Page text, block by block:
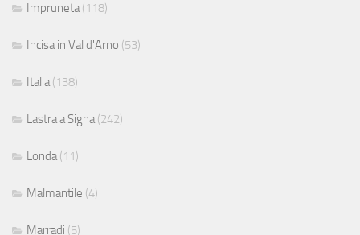
Impruneta(118)
Incisa in Val d'Arno (53)
Italia(138)
Lastra a Signa(242)
Londa(11)
Malmantile (4)
Marradi (5)